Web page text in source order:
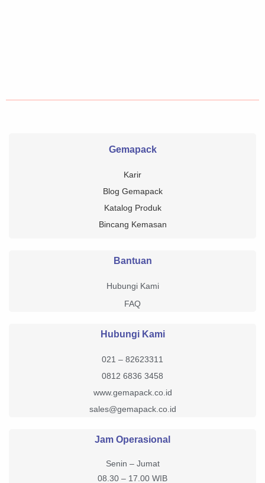
Gemapack
Karir
Blog Gemapack
Katalog Produk
Bincang Kemasan
Bantuan
Hubungi Kami
FAQ
Hubungi Kami
021 – 82623311
0812 6836 3458
www.gemapack.co.id
sales@gemapack.co.id
Jam Operasional
Senin – Jumat
08.30 – 17.00 WIB